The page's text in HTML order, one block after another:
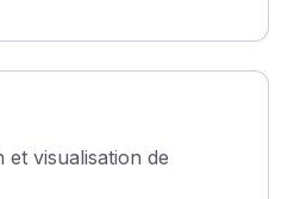
et visualisation de